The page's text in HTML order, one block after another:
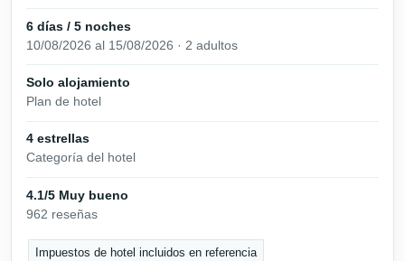
6 días / 5 noches
10/08/2026 al 15/08/2026 · 2 adultos
Solo alojamiento
Plan de hotel
4 estrellas
Categoría del hotel
4.1/5 Muy bueno
962 reseñas
Impuestos de hotel incluidos en referencia